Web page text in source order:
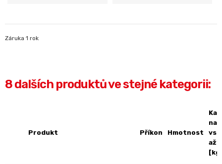
Záruka 1 rok
8 dalších produktů ve stejné kategorii:
Produkt Příkon Hmotnost
na
až*